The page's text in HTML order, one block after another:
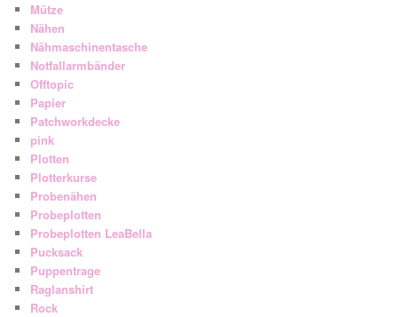
Mütze
Nähen
Nähmaschinentasche
Notfallarmbänder
Offtopic
Papier
Patchworkdecke
pink
Plotten
Plotterkurse
Probenähen
Probeplotten
Probeplotten LeaBella
Pucksack
Puppentrage
Raglanshirt
Rock